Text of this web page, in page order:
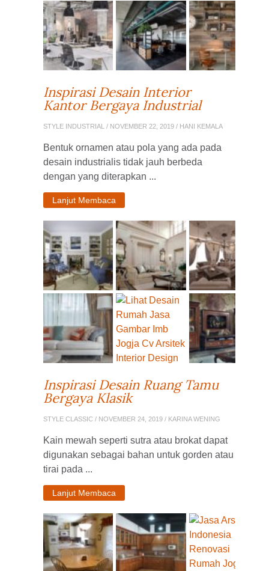
Inspirasi Desain Interior
Kantor Bergaya Industrial
STYLE INDUSTRIAL / NOVEMBER 22, 2019 / HANI KEMALA
Bentuk ornamen atau pola yang ada pada
desain industrialis tidak jauh berbeda
dengan yang diterapkan ...
Lanjut Membaca
Inspirasi Desain Ruang Tamu
Bergaya Klasik
STYLE CLASSIC / NOVEMBER 24, 2019 / KARINA WENING
Kain mewah seperti sutra atau brokat dapat
digunakan sebagai bahan untuk gorden atau
tirai pada ...
Lanjut Membaca